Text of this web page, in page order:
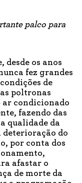
palco para
desde os anos
fez grandes
de
poltronas
ar condicionado
fazendo das
qualidade da
deterioração do
por conta dos
afastar o
de morte da